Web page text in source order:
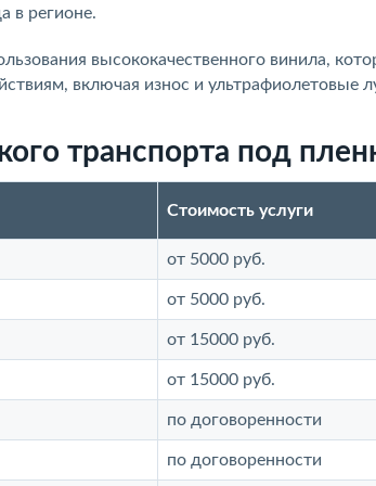
в регионе.
высококачественного винила,
включая износ и ультрафиолетовые
транспорта под
Стоимость услуги
от 5000 руб.
от 5000 руб.
от 15000 руб.
от 15000 руб.
по договоренности
по договоренности